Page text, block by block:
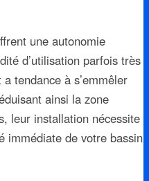
une autonomie
d’utilisation parfois très
tendance à s’emmêler
ainsi la zone
leur installation nécessite
immédiate de votre bassin